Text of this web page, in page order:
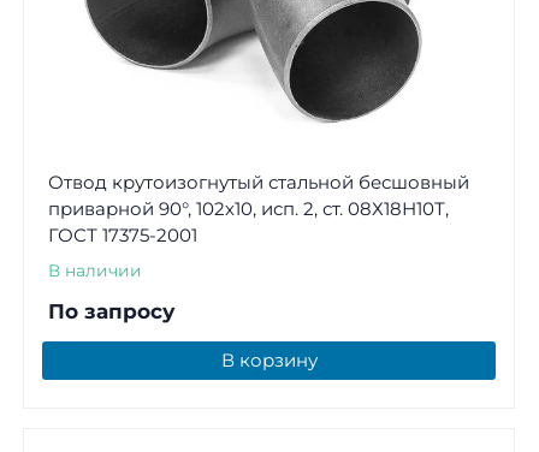
Отвод крутоизогнутый стальной бесшовный
приварной 90°, 102х10, исп. 2, ст. 08Х18Н10Т,
ГОСТ 17375-2001
В наличии
По запросу
В корзину